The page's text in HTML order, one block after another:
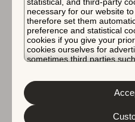
necessary for our website
therefore set them
preference and statistical
cookies if you give your
cookies ourselves for
sometimes third parties
about the protection of your
different cookies we use,
&
. You can
and preferences by clicking
베스트 프랙티스와 벤치
Pierre-Antoine